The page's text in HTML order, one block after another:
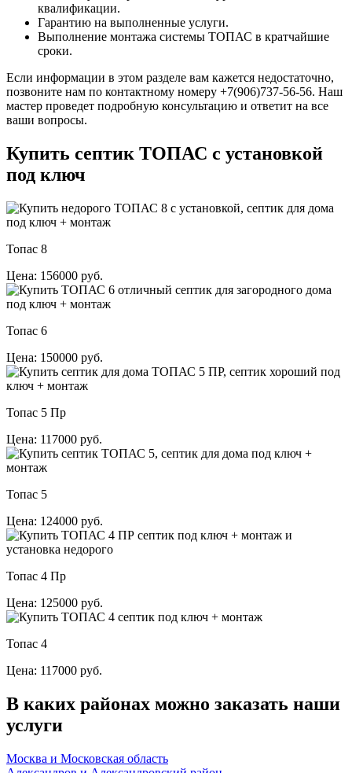
квалификации.
Гарантию на выполненные услуги.
Выполнение монтажа системы ТОПАС в кратчайшие
сроки.
Если информации в этом разделе вам кажется недостаточно,
позвоните нам по контактному номеру +7(906)737-56-56. Наш
мастер проведет подробную консультацию и ответит на все
ваши вопросы.
Купить септик ТОПАС с установкой
под ключ
Топас 8
Цена: 156000 руб.
Топас 6
Цена: 150000 руб.
Топас 5 Пр
Цена: 117000 руб.
Топас 5
Цена: 124000 руб.
Топас 4 Пр
Цена: 125000 руб.
Топас 4
Цена: 117000 руб.
В каких районах можно заказать наши
услуги
Москва и Московская область